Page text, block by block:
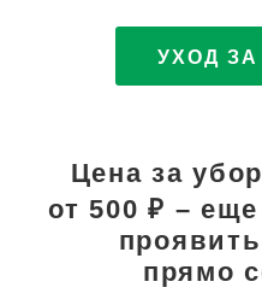
УХОД
Цена за
от 500 ₽ –
прямо